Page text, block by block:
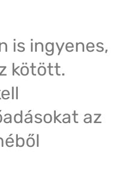
is ingyenes,
kötött.
az